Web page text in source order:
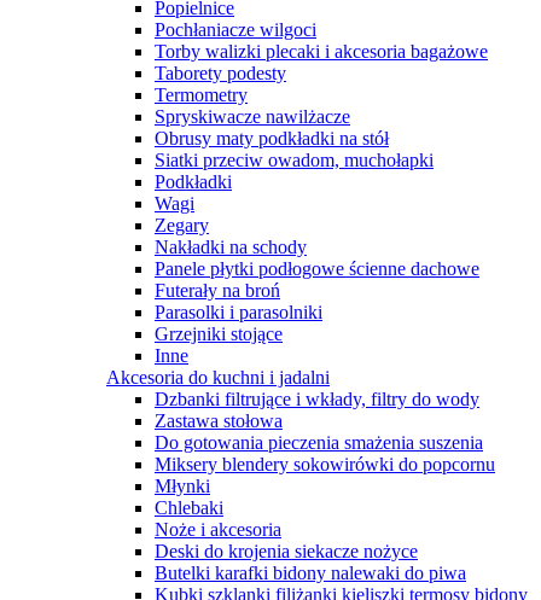
Popielnice
Pochłaniacze wilgoci
Torby walizki plecaki i akcesoria bagażowe
Taborety podesty
Termometry
Spryskiwacze nawilżacze
Obrusy maty podkładki na stół
Siatki przeciw owadom, muchołapki
Podkładki
Wagi
Zegary
Nakładki na schody
Panele płytki podłogowe ścienne dachowe
Futerały na broń
Parasolki i parasolniki
Grzejniki stojące
Inne
Akcesoria do kuchni i jadalni
Dzbanki filtrujące i wkłady, filtry do wody
Zastawa stołowa
Do gotowania pieczenia smażenia suszenia
Miksery blendery sokowirówki do popcornu
Młynki
Chlebaki
Noże i akcesoria
Deski do krojenia siekacze nożyce
Butelki karafki bidony nalewaki do piwa
Kubki szklanki filiżanki kieliszki termosy bidony